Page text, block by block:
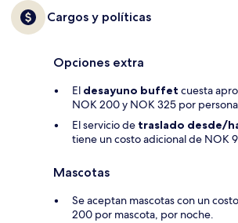
Cargos y políticas
Opciones extra
El desayuno buffet cuesta
NOK 200 y NOK 325 por persona
El servicio de traslado desde/
tiene un costo adicional de NOK
Mascotas
Se aceptan mascotas con un
200 por mascota, por noche.